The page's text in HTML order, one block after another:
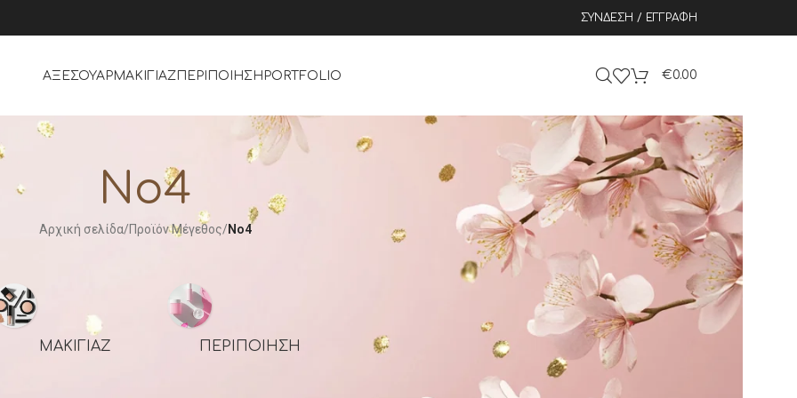
ΣΎΝΔΕΣΗ / ΕΓΓΡΑΦΉ
ΑΞΕΣΟΥΑΡΜΑΚΙΓΙΆΖΠΕΡΙΠΟΊΗΣΗ PORTFOLIO €0.00
No4
Αρχική σελίδα/Προϊόν Μέγεθος/No4
ΜΑΚΙΓΙΆΖ ΠΕΡΙΠΟΊΗΣΗ